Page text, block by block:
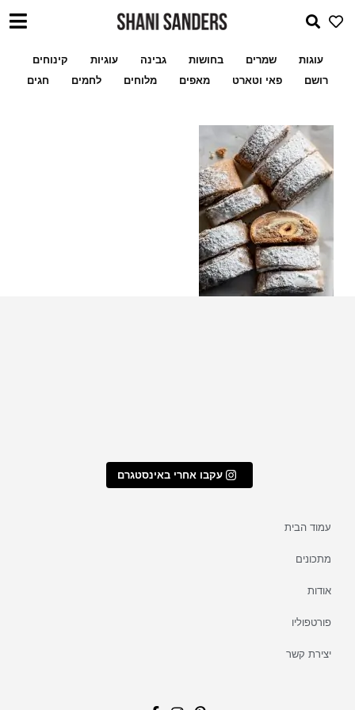
עוגות שמרים בחושות גבינה עוגיות
קינוחים
רושם
פאי וטארט מאפים מלוחים לחמים חגים
עקבו אחרי באינסטגרם
עמוד הבית
מתכונים
אודות
פורטפוליו
יצירת קשר